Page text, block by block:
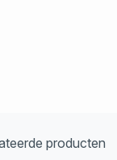
producten